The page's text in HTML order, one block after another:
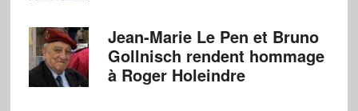
Jean-Marie Le Pen et Bruno
Gollnisch rendent hommage
à Roger Holeindre